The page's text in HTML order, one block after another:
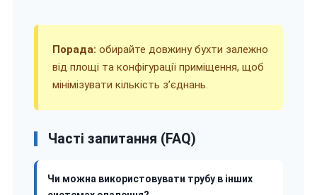
Порада: обирайте довжину бухти залежно
від площі та конфігурації приміщення, щоб
мінімізувати кількість з’єднань.
Часті запитання (FAQ)
Чи можна використовувати трубу в інших